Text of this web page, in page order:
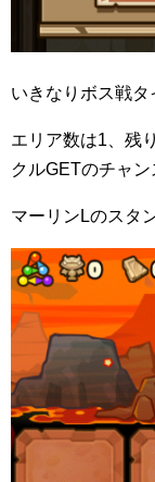
いきなりボス戦タ
エリア数は1、残
クルGETのチャン
マーリンLのスタ